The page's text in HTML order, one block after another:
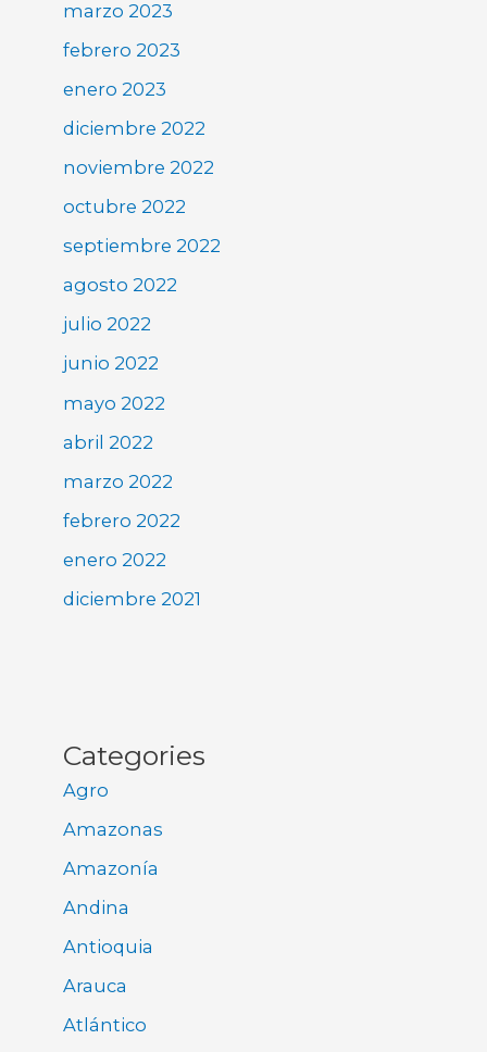
marzo 2023
febrero 2023
enero 2023
diciembre 2022
noviembre 2022
octubre 2022
septiembre 2022
agosto 2022
julio 2022
junio 2022
mayo 2022
abril 2022
marzo 2022
febrero 2022
enero 2022
diciembre 2021
Categories
Agro
Amazonas
Amazonía
Andina
Antioquia
Arauca
Atlántico